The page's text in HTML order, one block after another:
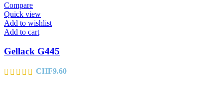
CHF9.60.
Compare
Quick view
Add to wishlist
Add to cart
Gellack G445
CHF9.60